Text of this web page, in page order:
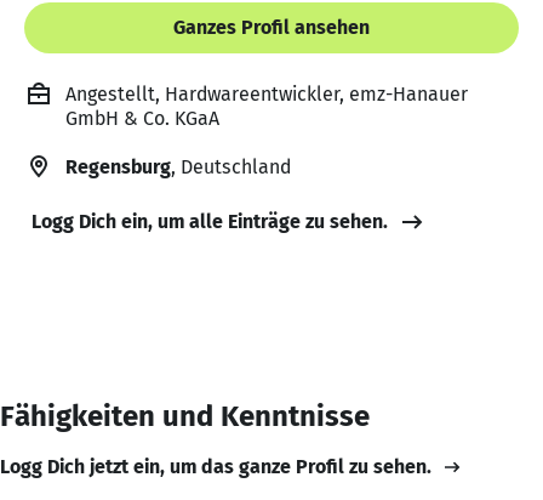
Ganzes Profil ansehen
Angestellt, Hardwareentwickler, emz-Hanauer
GmbH & Co. KGaA
Regensburg, Deutschland
Logg Dich ein, um alle Einträge zu sehen.
Fähigkeiten und Kenntnisse
Logg Dich jetzt ein, um das ganze Profil zu sehen.